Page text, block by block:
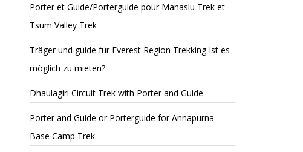
Porter et Guide/Porterguide pour Manaslu Trek et
Tsum Valley Trek
Träger und guide für Everest Region Trekking Ist es
möglich zu mieten?
Dhaulagiri Circuit Trek with Porter and Guide
Porter and Guide or Porterguide for Annapurna
Base Camp Trek